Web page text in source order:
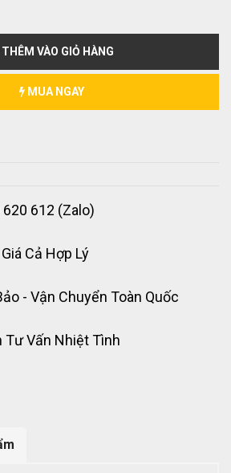
THÊM VÀO GIỎ HÀNG
MUA NGAY
612 (Zalo)
Cả Hợp Lý
- Vận Chuyển Toàn Quốc
Tư Vấn Nhiệt Tình